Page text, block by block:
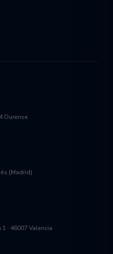
Ourense
(Madrid)
· 46007 Valencia